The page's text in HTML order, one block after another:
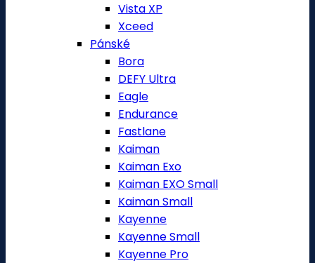
Vista XP
Xceed
Pánské
Bora
DEFY Ultra
Eagle
Endurance
Fastlane
Kaiman
Kaiman Exo
Kaiman EXO Small
Kaiman Small
Kayenne
Kayenne Small
Kayenne Pro